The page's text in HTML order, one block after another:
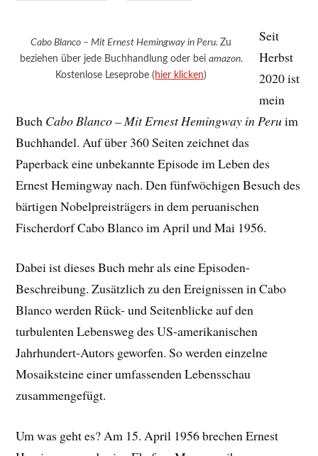
Cabo Blanco – Mit Ernest Hemingway in Peru.Zu
beziehen über jede Buchhandlung oder bei amazon.
Kostenlose Leseprobe ( hier klicken)
Seit
Herbst
2020 ist
mein
Buch Cabo Blanco – Mit Ernest Hemingway in Peruim
Buchhandel. Auf über 360 Seiten zeichnet das
Paperback eine unbekannte Episode im Leben des
Ernest Hemingway nach. Den fünfwöchigen Besuch des
bärtigen Nobelpreisträgers in dem peruanischen
Fischerdorf Cabo Blanco im April und Mai 1956.
Dabei ist dieses Buch mehr als eine Episoden-
Beschreibung. Zusätzlich zu den Ereignissen in Cabo
Blanco werden Rück- und Seitenblicke auf den
turbulenten Lebensweg des US-amerikanischen
Jahrhundert-Autors geworfen. So werden einzelne
Mosaiksteine einer umfassenden Lebensschau
zusammengefügt.
Um was geht es? Am 15. April 1956 brechen Ernest